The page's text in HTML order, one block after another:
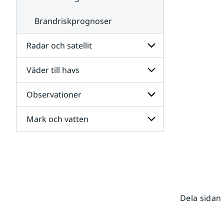
Brandriskprognoser
Radar och satellit
Undersidor
för
Radar
och
satellit
Väder till havs
Undersidor
för
Väder
till
havs
Observationer
Undersidor
för
Mark och vatten
Dela sidan